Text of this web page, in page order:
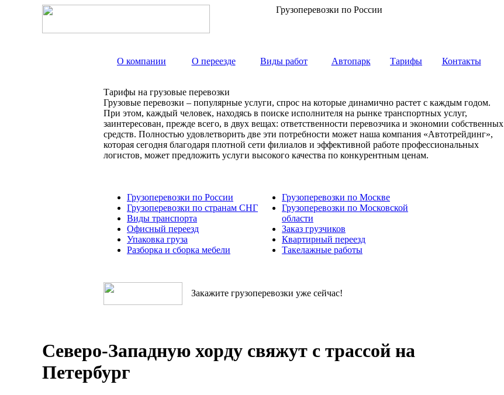
Грузоперевозки по России
О компании О переезде Виды работ Автопарк Тарифы Контакты
Тарифы на грузовые перевозки
Грузовые перевозки – популярные услуги, спрос на которые динамично растет с каждым годом.
При этом, каждый человек, находясь в поиске исполнителя на рынке транспортных услуг,
заинтересован, прежде всего, в двух вещах: ответственности перевозчика и экономии собственных
средств. Полностью удовлетворить две эти потребности может наша компания «Автотрейдинг»,
которая сегодня благодаря плотной сети филиалов и эффективной работе профессиональных
логистов, может предложить услуги высокого качества по конкурентным ценам.
Грузоперевозки по России
Грузоперевозки по странам СНГ
Виды транспорта
Офисный переезд
Упаковка груза
Разборка и сборка мебели
Грузоперевозки по Москве
Грузоперевозки по Московской
области
Заказ грузчиков
Квартирный переезд
Такелажные работы
Закажите грузоперевозки уже сейчас!
Северо-Западную хорду свяжут с трассой на
Петербург